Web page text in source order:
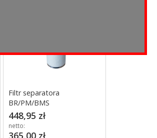
Filtr separatora
BR/PM/BMS
448,95 zł
netto:
365,00 zł